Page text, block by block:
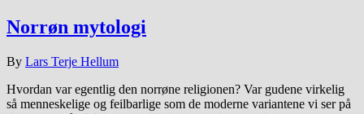
Norrøn mytologi
By Lars Terje Hellum
Hvordan var egentlig den norrøne religionen? Var gudene virkelig
så menneskelige og feilbarlige som de moderne variantene vi ser på